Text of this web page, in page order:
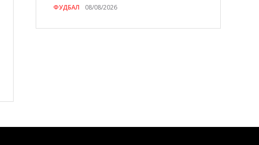
ФУДБАЛ 08/08/2026